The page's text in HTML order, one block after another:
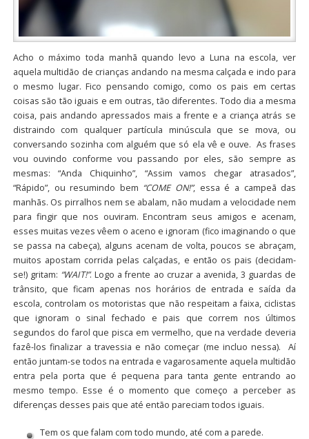
Acho o máximo toda manhã quando levo a Luna na escola, ver
aquela multidão de crianças andando na mesma calçada e indo para
o mesmo lugar. Fico pensando comigo, como os pais em certas
coisas são tão iguais e em outras, tão diferentes. Todo dia a mesma
coisa, pais andando apressados mais a frente e a criança atrás se
distraindo com qualquer partícula minúscula que se mova, ou
conversando sozinha com alguém que só ela vê e ouve. As frases
vou ouvindo conforme vou passando por eles, são sempre as
mesmas: “Anda Chiquinho”, “Assim vamos chegar atrasados”,
“Rápido”, ou resumindo bem “COME ON!”, essa é a campeã das
manhãs. Os pirralhos nem se abalam, não mudam a velocidade nem
para fingir que nos ouviram. Encontram seus amigos e acenam,
esses muitas vezes vêem o aceno e ignoram (fico imaginando o que
se passa na cabeça), alguns acenam de volta, poucos se abraçam,
muitos apostam corrida pelas calçadas, e então os pais (decidam-
se!) gritam: “WAIT!”. Logo a frente ao cruzar a avenida, 3 guardas de
trânsito, que ficam apenas nos horários de entrada e saída da
escola, controlam os motoristas que não respeitam a faixa, ciclistas
que ignoram o sinal fechado e pais que correm nos últimos
segundos do farol que pisca em vermelho, que na verdade deveria
fazê-los finalizar a travessia e não começar (me incluo nessa). Aí
então juntam-se todos na entrada e vagarosamente aquela multidão
entra pela porta que é pequena para tanta gente entrando ao
mesmo tempo. Esse é o momento que começo a perceber as
diferenças desses pais que até então pareciam todos iguais.
Tem os que falam com todo mundo, até com a parede.